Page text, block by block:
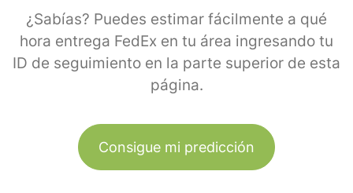
¿Sabías? Puedes estimar fácilmente a qué
hora entrega FedEx en tu área ingresando tu
ID de seguimiento en la parte superior de esta
página.
Consigue mi predicción